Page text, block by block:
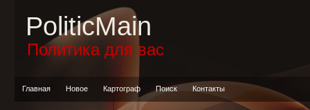
PoliticMain
Политика для вас
Главная Новое Картограф Поиск Контакты